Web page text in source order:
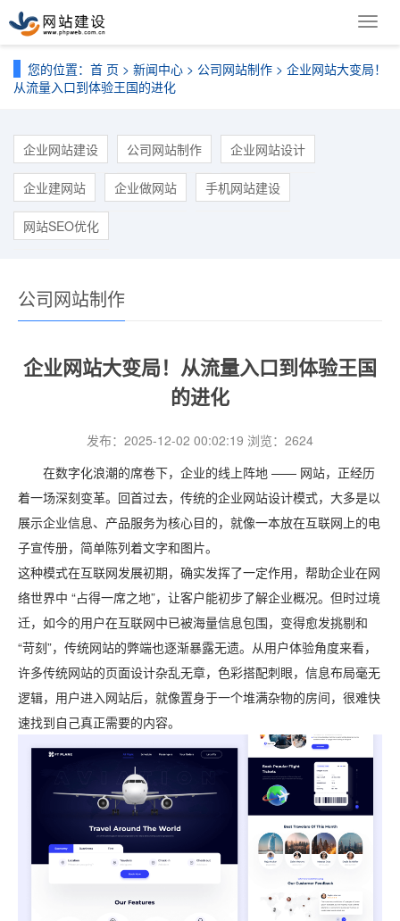
导
单
您的位置： 首 页 > 新闻中心 > 公司网站制作 > 企业网站大变局！
从流量入口到体验王国的进化
企业网站建设 公司网站制作 企业网站设计
企业建网站 企业做网站 手机网站建设
网站SEO优化
公司网站制作
企业网站大变局！从流量入口到体验王国
的进化
发布：2025-12-02 00:02:19 浏览：2624
在数字化浪潮的席卷下，企业的线上阵地 —— 网站，正经历
着一场深刻变革。回首过去，传统的企业网站设计模式，大多是以
展示企业信息、产品服务为核心目的，就像一本放在互联网上的电
子宣传册，简单陈列着文字和图片。
这种模式在互联网发展初期，确实发挥了一定作用，帮助企业在网
络世界中 “占得一席之地”，让客户能初步了解企业概况。但时过境
迁，如今的用户在互联网中已被海量信息包围，变得愈发挑剔和
“苛刻”，传统网站的弊端也逐渐暴露无遗。从用户体验角度来看，
许多传统网站的页面设计杂乱无章，色彩搭配刺眼，信息布局毫无
逻辑，用户进入网站后，就像置身于一个堆满杂物的房间，很难快
速找到自己真正需要的内容。